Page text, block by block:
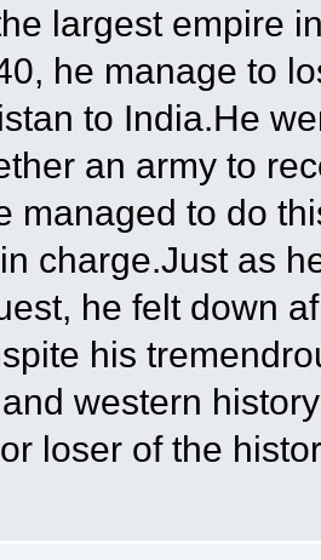
largest empire
he manage to
to India.He
an army to
managed to do
charge.Just as
he felt down
his
western
loser of the